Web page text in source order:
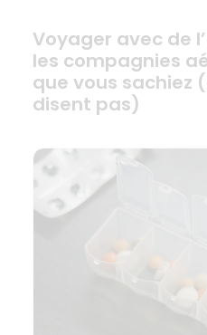
Voyager avec de
les compagnies
que vous sachiez
disent pas)